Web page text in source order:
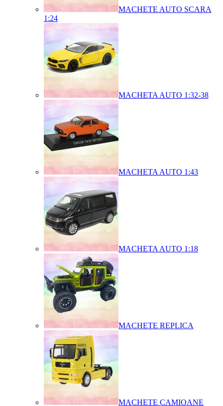
MACHETE AUTO SCARA
1:24
MACHETA AUTO 1:32-38
MACHETA AUTO 1:43
MACHETA AUTO 1:18
MACHETE REPLICA
MACHETE CAMIOANE